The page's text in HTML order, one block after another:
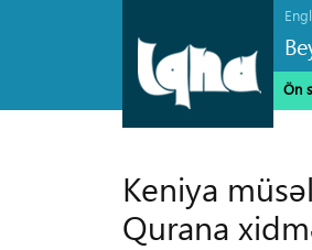
Ön
Keniya
Qurana